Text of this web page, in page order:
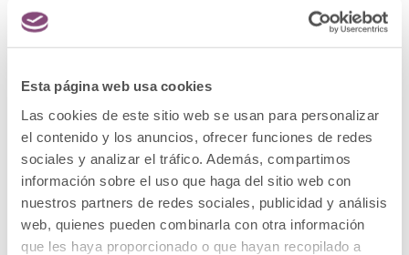
Esta página web usa cookies
Las cookies de este sitio web se usan para personalizar
el contenido y los anuncios, ofrecer funciones de redes
sociales y analizar el tráfico. Además, compartimos
información sobre el uso que haga del sitio web con
nuestros partners de redes sociales, publicidad y análisis
web, quienes pueden combinarla con otra información
que les haya proporcionado o que hayan recopilado a
profesionales de Clínica Menorca
evalúan
individualmente a cada paciente para determinar la
elasticidad, flacidez muscular o gesticulación
repetida) antes de pautar un protocolo. Gracias a la
experiencia de nuestro equipo médicoy a la
disponibilidad de la tecnología más avanzada del
sector, diseñamos planes a medida con resultados
elegantes, naturales y completamente seguros.
Puedes leer la noticia completa aquí